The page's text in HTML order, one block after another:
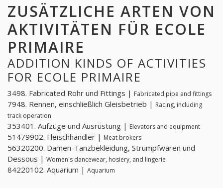
ZUSÄTZLICHE ARTEN VON
AKTIVITÄTEN FÜR ECOLE
PRIMAIRE
ADDITION KINDS OF ACTIVITIES
FOR ECOLE PRIMAIRE
3498. Fabricated Rohr und Fittings | Fabricated pipe and fittings
7948. Rennen, einschließlich Gleisbetrieb | Racing, including
track operation
353401. Aufzüge und Ausrüstung | Elevators and equipment
51479902. Fleischhändler | Meat brokers
56320200. Damen-Tanzbekleidung, Strumpfwaren und
Dessous | Women's dancewear, hosiery, and lingerie
84220102. Aquarium | Aquarium